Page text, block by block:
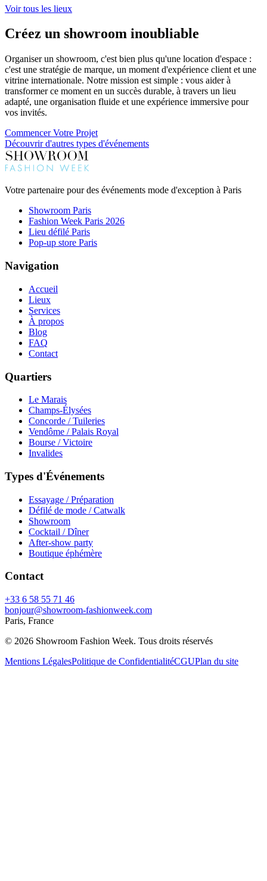
Voir tous les lieux
Créez un showroom inoubliable
Organiser un showroom, c'est bien plus qu'une location d'espace :
c'est une stratégie de marque, un moment d'expérience client et une
vitrine internationale. Notre mission est simple : vous aider à
transformer ce moment en un succès durable, à travers un lieu
adapté, une organisation fluide et une expérience immersive pour
vos invités.
Commencer Votre Projet
Découvrir d'autres types d'événements
Votre partenaire pour des événements mode d'exception à Paris
Showroom Paris
Fashion Week Paris 2026
Lieu défilé Paris
Pop-up store Paris
Navigation
Accueil
Lieux
Services
À propos
Blog
FAQ
Contact
Quartiers
Le Marais
Champs-Élysées
Concorde / Tuileries
Vendôme / Palais Royal
Bourse / Victoire
Invalides
Types d'Événements
Essayage / Préparation
Défilé de mode / Catwalk
Showroom
Cocktail / Dîner
After-show party
Boutique éphémère
Contact
+33 6 58 55 71 46
bonjour@showroom-fashionweek.com
Paris, France
© 2026 Showroom Fashion Week. Tous droits réservés
Mentions LégalesPolitique de ConfidentialitéCGUPlan du site